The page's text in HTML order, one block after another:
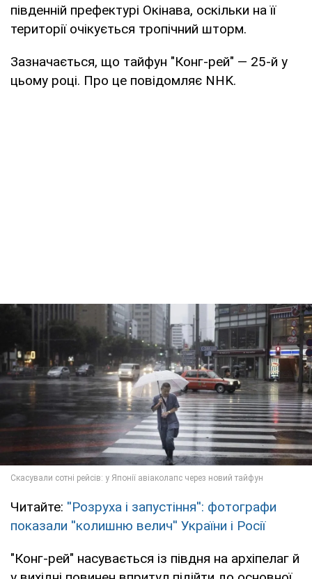
південній префектурі Окінава, оскільки на її
території очікується тропічний шторм.
Зазначається, що тайфун "Конг-рей" — 25-й у
цьому році. Про це повідомляє NHK.
Читайте: ''Розруха і запустіння'': фотографи
показали ''колишню велич'' України і Росії
"Конг-рей" насувається із півдня на архіпелаг й